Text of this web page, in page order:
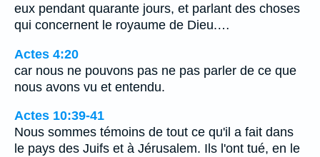
eux pendant quarante jours, et parlant des choses
qui concernent le royaume de Dieu.…
Actes 4:20
car nous ne pouvons pas ne pas parler de ce que
nous avons vu et entendu.
Actes 10:39-41
Nous sommes témoins de tout ce qu'il a fait dans
le pays des Juifs et à Jérusalem. Ils l'ont tué, en le